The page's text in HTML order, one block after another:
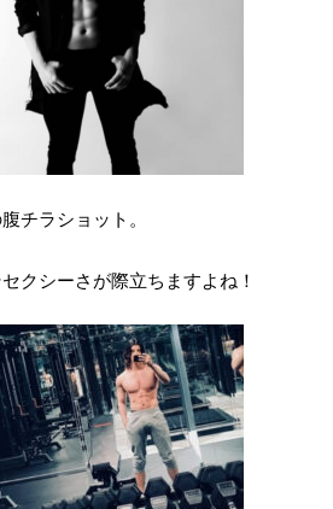
チラショット。
クシーさが際立ちますよね！